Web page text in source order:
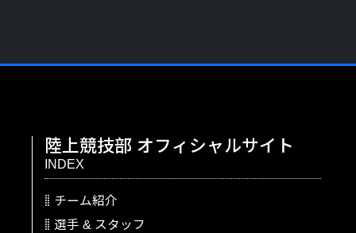
陸上競技部 オフィシャルサイト
INDEX
チーム紹介
選手 & スタッフ